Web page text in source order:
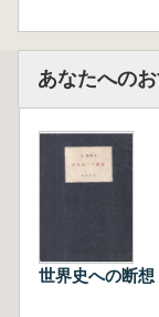
あなたへの
世界史への断想